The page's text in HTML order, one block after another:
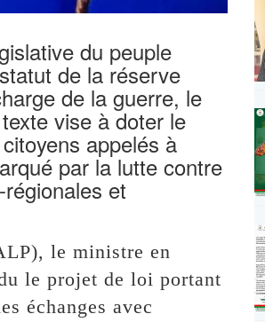
du peuple
de la réserve
de la guerre, le
vise à doter le
appelés à
par la lutte contre
et
le ministre en
le projet de loi portant
échanges avec